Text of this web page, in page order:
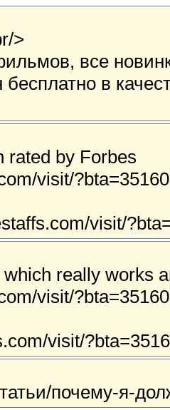
>
все
бесплатно в
rated by Forbes
visit/
visit/
really works
visit/
visit/
почему-я-